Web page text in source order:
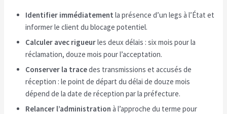
Identifier immédiatement la présence d’un legs à l’État et
informer le client du blocage potentiel.
Calculer avec rigueurles deux délais : six mois pour la
réclamation, douze mois pour l’acceptation.
Conserver la tracedes transmissions et accusés de
réception : le point de départ du délai de douze mois
dépend de la date de réception par la préfecture.
Relancer l’administration à l’approche du terme pour